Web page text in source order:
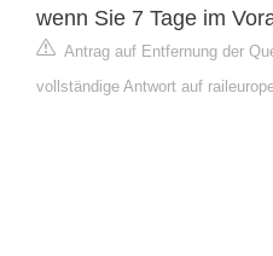
wenn Sie 7 Tage im
Antrag auf Entfernung der
vollständige Antwort auf